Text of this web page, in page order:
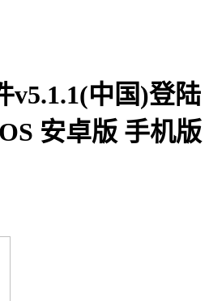
v5.1.1(中国)登陆
安卓版 手机版